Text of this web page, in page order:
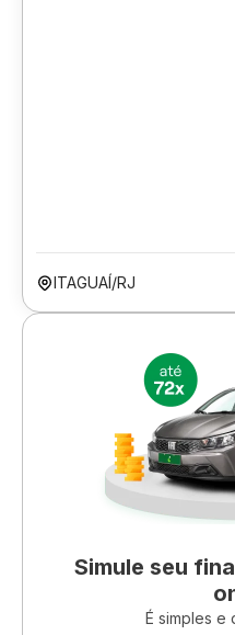
ITAGUAÍ/RJ
Simule seu
É simples e